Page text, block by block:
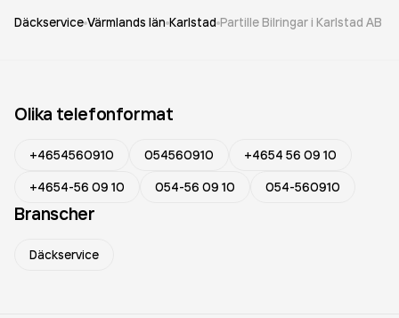
Däckservice Värmlands län Karlstad Partille Bilringar i Karlstad AB
Olika telefonformat
+4654560910 054560910
+4654 56 09 10
+4654-56 09 10
054-56 09 10 054-560910
Branscher
Däckservice